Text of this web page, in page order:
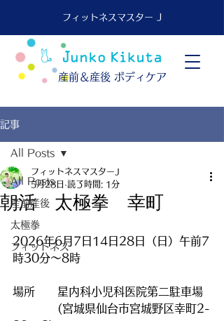
フィットネスマスター J
​産前＆産後 ボディケア
記事
All Posts
産前産後
太極拳
フィットネス
All Posts
朝活 太極拳 幸町
フィットネスマスターJ
5月28日 読了時間: 1分
2026年6月7日14日28日（日）午前7
時30分～8時
場所　　星内科小児科医院第二駐車場
(宮城県仙台市宮城野区幸町2-